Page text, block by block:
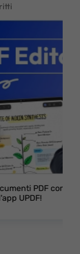
PDF come
UPDF!